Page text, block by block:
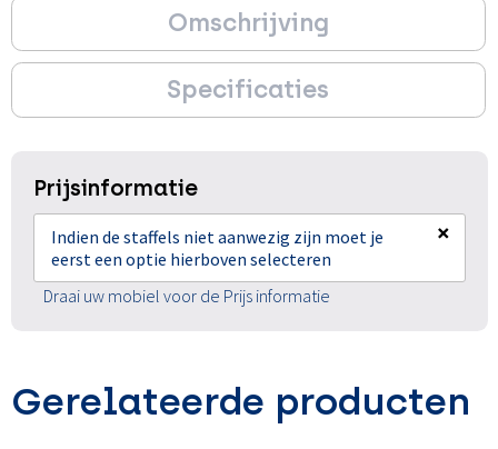
Omschrijving
Specificaties
Prijsinformatie
Indien de staffels niet aanwezig zijn moet je
eerst een optie hierboven selecteren
×
Draai uw mobiel voor de Prijs informatie
Gerelateerde producten